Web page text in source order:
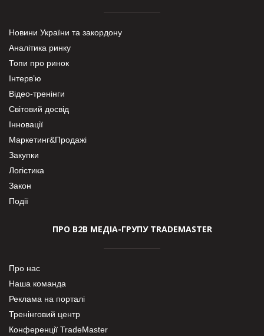
Новини України та закордону
Аналітика ринку
Топи про ринок
Інтерв’ю
Відео-тренінги
Світовий досвід
Інновації
Маркетинг&Продажі
Закупки
Логістика
Закон
Події
ПРО В2В МЕДІА-ГРУПУ TRADEMASTER
Про нас
Наша команда
Реклама на порталі
Тренінговий центр
Конференції TradeMaster